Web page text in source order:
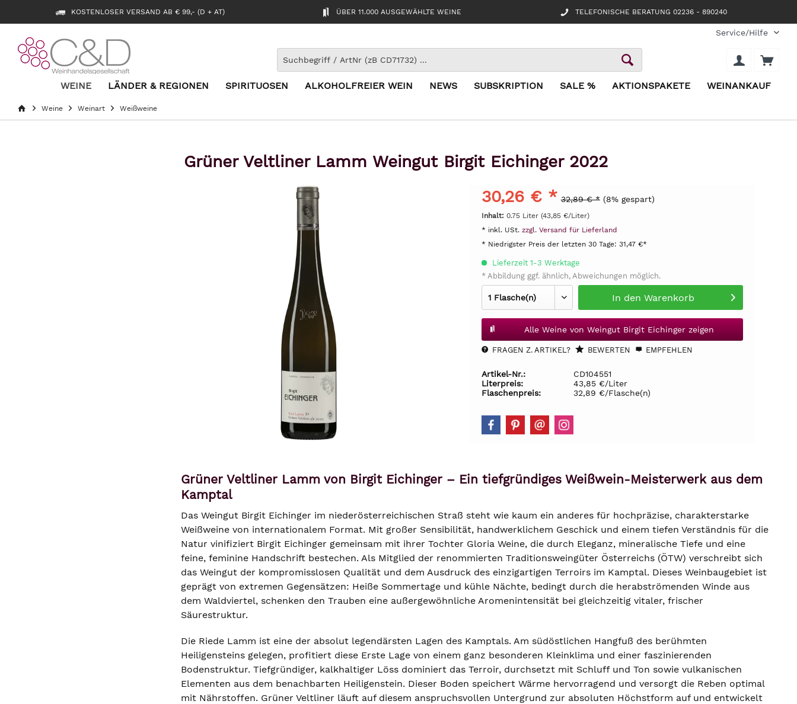
KOSTENLOSER VERSAND AB € 99,- (D + AT) ÜBER 11.000 AUSGEWÄHLTE WEINE TELEFONISCHE BERATUNG 02236 - 890240
Service/Hilfe
WEINE LÄNDER & REGIONEN SPIRITUOSEN ALKOHOLFREIER WEIN NEWS SUBSKRIPTION SALE % AKTIONSPAKETE WEINANKAUF
Weine Weinart Weißweine
Grüner Veltliner Lamm Weingut Birgit Eichinger 2022
30,26 € * 32,89 € * (8% gespart)
Inhalt: 0.75 Liter (43,85 €/Liter)
* inkl. USt. zzgl. Versand für Lieferland
* Niedrigster Preis der letzten 30 Tage: 31,47 €*
Lieferzeit 1-3 Werktage
* Abbildung ggf. ähnlich, Abweichungen möglich.
In den Warenkorb
Alle Weine von Weingut Birgit Eichinger zeigen
FRAGEN Z. ARTIKEL? BEWERTEN EMPFEHLEN
Artikel-Nr.:
CD104551
Literpreis:
43,85 €/Liter
Flaschenpreis:
32,89 €/Flasche(n)
Grüner Veltliner Lamm von Birgit Eichinger – Ein tiefgründiges Weißwein-Meisterwerk aus dem
Kamptal
Das Weingut Birgit Eichinger im niederösterreichischen Straß steht wie kaum ein anderes für hochpräzise, charakterstarke
Weißweine von internationalem Format. Mit großer Sensibilität, handwerklichem Geschick und einem tiefen Verständnis für die
Natur vinifiziert Birgit Eichinger gemeinsam mit ihrer Tochter Gloria Weine, die durch Eleganz, mineralische Tiefe und eine
feine, feminine Handschrift bestechen. Als Mitglied der renommierten Traditionsweingüter Österreichs (ÖTW) verschreibt sich
das Weingut der kompromisslosen Qualität und dem Ausdruck des einzigartigen Terroirs im Kamptal. Dieses Weinbaugebiet ist
geprägt von extremen Gegensätzen: Heiße Sommertage und kühle Nächte, bedingt durch die herabströmenden Winde aus
dem Waldviertel, schenken den Trauben eine außergewöhnliche Aromenintensität bei gleichzeitig vitaler, frischer
Säurestruktur.
Die Riede Lamm ist eine der absolut legendärsten Lagen des Kamptals. Am südöstlichen Hangfuß des berühmten
Heiligensteins gelegen, profitiert diese Erste Lage von einem ganz besonderen Kleinklima und einer faszinierenden
Bodenstruktur. Tiefgründiger, kalkhaltiger Löss dominiert das Terroir, durchsetzt mit Schluff und Ton sowie vulkanischen
Elementen aus dem benachbarten Heiligenstein. Dieser Boden speichert Wärme hervorragend und versorgt die Reben optimal
mit Nährstoffen. Grüner Veltliner läuft auf diesem anspruchsvollen Untergrund zur absoluten Höchstform auf und entwickelt